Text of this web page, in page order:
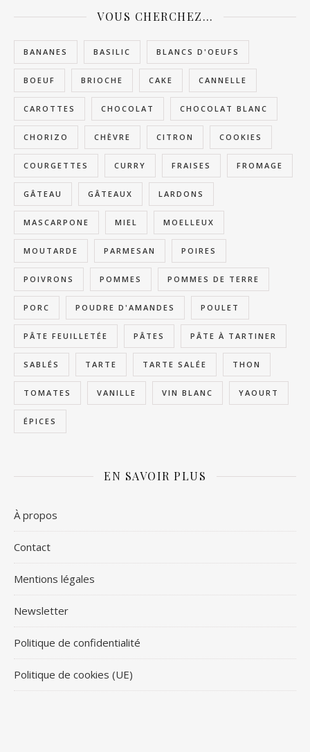
VOUS CHERCHEZ…
BANANES BASILIC BLANCS D'OEUFS
BOEUF BRIOCHE CAKE CANNELLE
CAROTTES CHOCOLAT CHOCOLAT BLANC
CHORIZO CHÈVRE CITRON COOKIES
COURGETTES CURRY FRAISES FROMAGE
GÂTEAU GÂTEAUX LARDONS
MASCARPONE MIEL MOELLEUX
MOUTARDE PARMESAN POIRES
POIVRONS POMMES POMMES DE TERRE
PORC POUDRE D'AMANDES POULET
PÂTE FEUILLETÉE PÂTES PÂTE À TARTINER
SABLÉS TARTE TARTE SALÉE THON
TOMATES VANILLE VIN BLANC YAOURT
ÉPICES
EN SAVOIR PLUS
À propos
Contact
Mentions légales
Newsletter
Politique de confidentialité
Politique de cookies (UE)